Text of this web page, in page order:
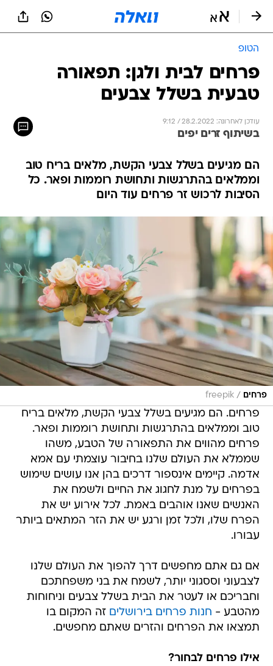
הטופ
פרחים לבית ולגן: תפאורה
טבעית בשלל צבעים
עודכן לאחרונה: 28.2.2022 / 9:12
בשיתוף זרים יפים
הם מגיעים בשלל צבעי הקשת, מלאים בריח טוב
וממלאים בהתרגשות ותחושת רוממות ופאר. כל
הסיבות לרכוש זר פרחים עוד היום
פרחים /
freepik
פרחים. הם מגיעים בשלל צבעי הקשת, מלאים בריח
טוב וממלאים בהתרגשות ותחושת רוממות ופאר.
פרחים מהווים את התפאורה של הטבע, משהו
שממלא את העולם שלנו בחיבור עוצמתי עם אמא
אדמה. קיימים אינספור דרכים בהן אנו עושים שימוש
בפרחים על מנת לחגוג את החיים ולשמח את
האנשים שאנו אוהבים באמת. לכל אירוע יש את
הפרח שלו, ולכל זמן ורגע יש את הזר המתאים ביותר
עבורו.
אם גם אתם מחפשים דרך להפוך את העולם שלנו
לצבעוני וססגוני יותר, לשמח את בני משפחתכם
וחבריכם או לעטר את הבית בשלל צבעים וניחוחות
מהטבע - חנות פרחים בירושלים זה המקום בו
תמצאו את הפרחים והזרים שאתם מחפשים.
אילו פרחים לבחור?